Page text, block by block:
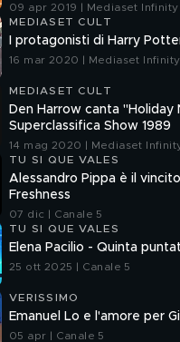
09 apr 2019 | Mediaset Infinity
MEDIASET CULT
I protagonisti di Harry
16 mar 2020 | Mediaset Infinity
MEDIASET CULT
Den Harrow canta "Holiday
Superclassifica Show 1989
14 mag 2020 | Mediaset
TU SI QUE VALES
Alessandro Pippa è il
Freshness
07 dic | Canale 5
TU SI QUE VALES
Elena Pacilio - Quinta
25 ott 2025 | Canale 5
VERISSIMO
Emanuel Lo e l'amore per
05 apr | Canale 5